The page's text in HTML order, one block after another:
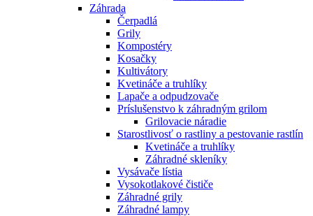
Záhrada
Čerpadlá
Grily
Kompostéry
Kosačky
Kultivátory
Kvetináče a truhlíky
Lapače a odpudzovače
Príslušenstvo k záhradným grilom
Grilovacie náradie
Starostlivosť o rastliny a pestovanie rastlín
Kvetináče a truhlíky
Záhradné skleníky
Vysávače lístia
Vysokotlakové čističe
Záhradné grily
Záhradné lampy